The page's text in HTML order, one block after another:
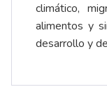
climático,
alimentos y
desarrollo y